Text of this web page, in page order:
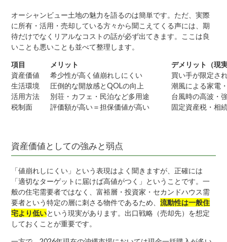
オーシャンビュー土地の魅力を語るのは簡単です。ただ、実際
に所有・活用・売却している方々から聞こえてくる声には、期
待だけでなくリアルなコストの話が必ず出てきます。ここは良
いことも悪いことも並べて整理します。
項目 メリット
デメリット（現
資産価値
希少性が高く値崩れしにくい
買い手が限定さ
生活環境
圧倒的な開放感とQOLの向上
潮風による家電
活用方法
別荘・カフェ・民泊など多用途
台風時の高波・
税制面
評価額が高い＝担保価値が高い 固定資産税・相
資産価値としての強みと弱点
「値崩れしにくい」という表現はよく聞きますが、正確には
「適切なターゲットに届けば高値がつく」ということです。一
般の住宅需要者ではなく、富裕層・投資家・セカンドハウス需
要者という特定の層に刺さる物件であるため、流動性は一般住
宅より低いという現実があります。出口戦略（売却先）を想定
しておくことが重要です。